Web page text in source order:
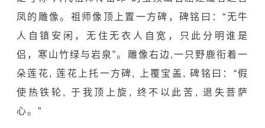
凤的雕像。祖师像顶上置一方碑，碑铭曰：“无牛
人自镇安闲，无住无衣人自宽，只此分明谁是
侣，寒山竹绿与岩泉”。雕像右边,一只野鹿衔着一
朵莲花, 莲花上托一方碑, 上覆宝盖, 碑铭曰：“假
使热铁轮, 于我顶上旋, 终不以此苦, 退失菩萨
心。”